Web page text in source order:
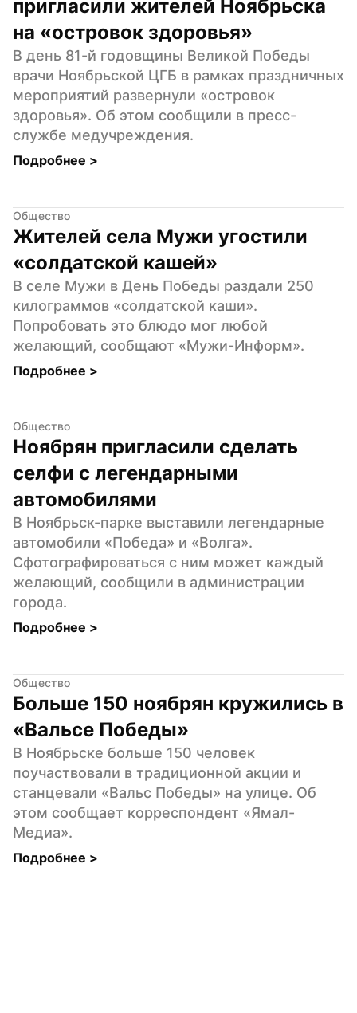
пригласили жителей Ноябрьска
на «островок здоровья»
В день 81-й годовщины Великой Победы
врачи Ноябрьской ЦГБ в рамках праздничных
мероприятий развернули «островок
здоровья». Об этом сообщили в пресс-
службе медучреждения.
Подробнее >
Общество
Жителей села Мужи угостили
«солдатской кашей»
В селе Мужи в День Победы раздали 250
килограммов «солдатской каши».
Попробовать это блюдо мог любой
желающий, сообщают «Мужи-Информ».
Подробнее >
Общество
Ноябрян пригласили сделать
селфи с легендарными
автомобилями
В Ноябрьск-парке выставили легендарные
автомобили «Победа» и «Волга».
Сфотографироваться с ним может каждый
желающий, сообщили в администрации
города.
Подробнее >
Общество
Больше 150 ноябрян кружились в
«Вальсе Победы»
В Ноябрьске больше 150 человек
поучаствовали в традиционной акции и
станцевали «Вальс Победы» на улице. Об
этом сообщает корреспондент «Ямал-
Медиа».
Подробнее >